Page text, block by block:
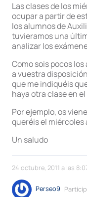
Las clases de los
ocupar a partir de
los alumnos de
tuvieramos una
analizar los
Como sois pocos
a vuestra
que me indiquéis
haya otra clase en
Por ejemplo, os
queréis el miércoles
Un saludo
24 octubre, 2011 a las
Perseo9